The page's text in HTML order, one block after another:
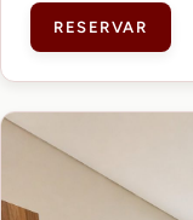
RESERVAR